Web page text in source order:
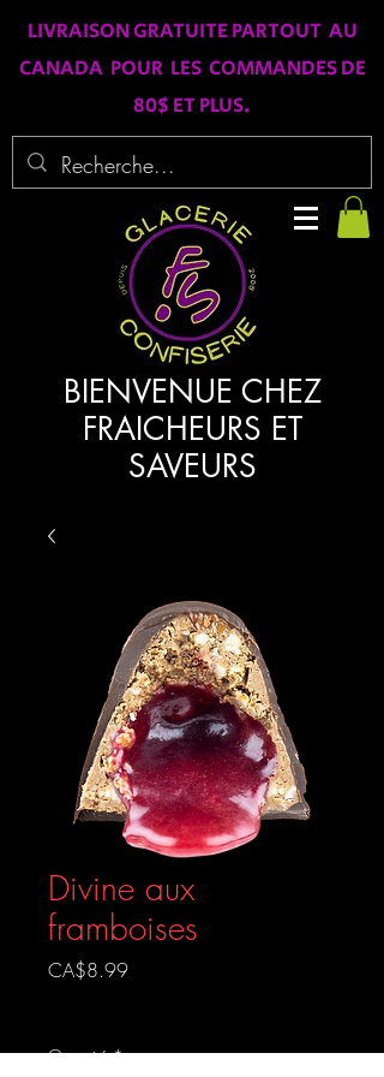
LIVRAISON GRATUITE PARTOUT AU
CANADA POUR LES COMMANDES DE
80$ ET PLUS.
BIENVENUE CHEZ
FRAICHEURS ET
SAVEURS
Divine aux
framboises
CA$8.99Prix
Quantité *